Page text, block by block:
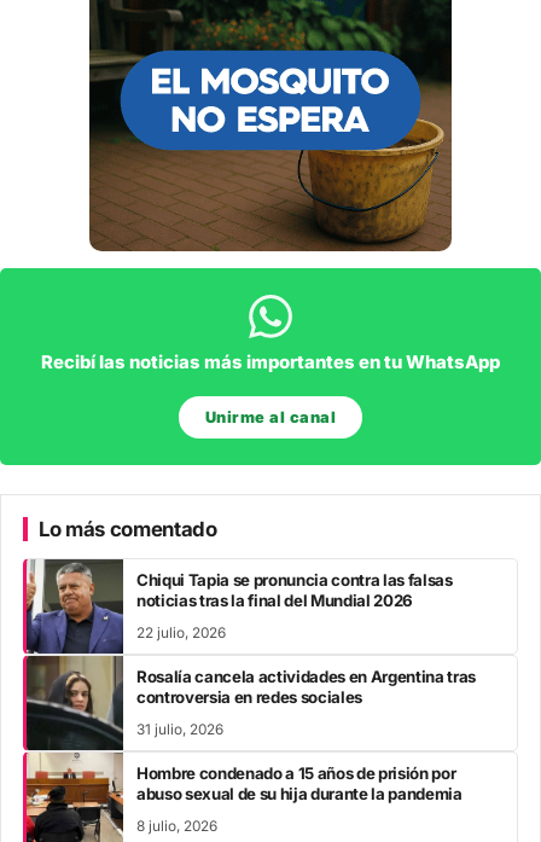
Recibí las noticias más importantes en tu WhatsApp
Unirme al canal
Lo más comentado
Chiqui Tapia se pronuncia contra las falsas
noticias tras la final del Mundial 2026
22 julio, 2026
Rosalía cancela actividades en Argentina tras
controversia en redes sociales
31 julio, 2026
Hombre condenado a 15 años de prisión por
abuso sexual de su hija durante la pandemia
8 julio, 2026